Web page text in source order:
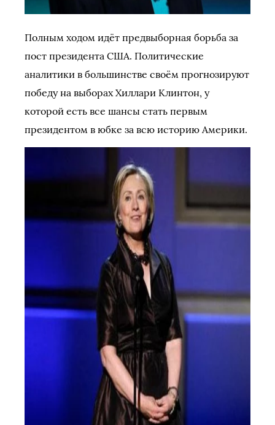
Полным ходом идёт предвыборная борьба за
пост президента США. Политические
аналитики в большинстве своём прогнозируют
победу на выборах Хиллари Клинтон, у
которой есть все шансы стать первым
президентом в юбке за всю историю Америки.